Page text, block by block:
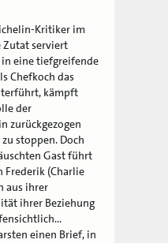
Kritiker im
Zutat serviert
in eine tiefgreifende
Chefkoch das
kämpft
der
zurückgezogen
stoppen. Doch
Gast führt
Frederik (Charlie
aus ihrer
ihrer Beziehung
einen Brief, in